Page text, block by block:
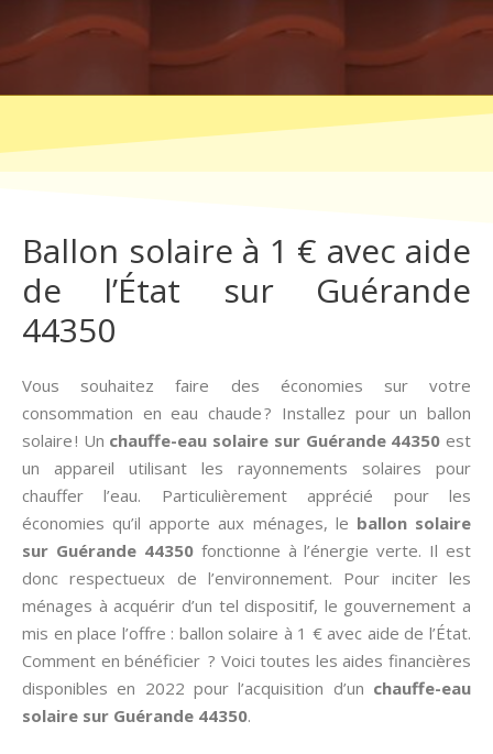
Ballon solaire à 1 € avec aide
de l’État sur Guérande
44350
Vous souhaitez faire des économies sur votre
consommation en eau chaude ? Installez pour un ballon
solaire ! Un chauffe-eau solaire sur Guérande 44350 est
un appareil utilisant les rayonnements solaires pour
chauffer l’eau. Particulièrement apprécié pour les
économies qu’il apporte aux ménages, le ballon solaire
sur Guérande 44350 fonctionne à l’énergie verte. Il est
donc respectueux de l’environnement. Pour inciter les
ménages à acquérir d’un tel dispositif, le gouvernement a
mis en place l’offre : ballon solaire à 1 € avec aide de l’État.
Comment en bénéficier ? Voici toutes les aides financières
disponibles en 2022 pour l’acquisition d’un chauffe-eau
solaire sur Guérande 44350.